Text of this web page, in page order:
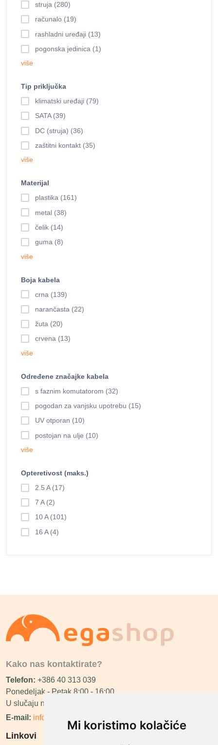
Mi koristimo kolačiće
struja (280)
računalo (19)
rashladni uređaji (13)
pogonska jedinica (1)
više
Tip priključka
klimatski uređaji (79)
SATA (39)
DC (struja) (36)
zaštitni kontakt (35)
više
Materijal
plastika (161)
metal (38)
čelik (14)
guma (8)
više
Boja kabela
crna (139)
narančasta (22)
žuta (20)
crvena (13)
više
Određene značajke kabela
s faznim komutatorom (32)
pogodan za vanjsku upotrebu (15)
UV otporan (10)
postojan na ulje (10)
više
Opteretivost (maks.)
2.5 A (17)
7 A (2)
10 A (101)
16 A (4)
Kako nas kontaktirate?
Telefon: +386 40 313 039
Ponedeljak - Petak 8:00 - 16:00
U slučaju neraspoloživosti ćemo vas nazvati.
E-mail: info@megashop.hr
Linkovi